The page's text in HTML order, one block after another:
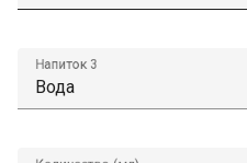
Напиток 3